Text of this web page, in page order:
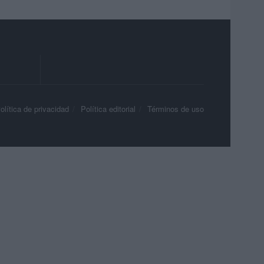
de privacidad Política editorial Términos de uso